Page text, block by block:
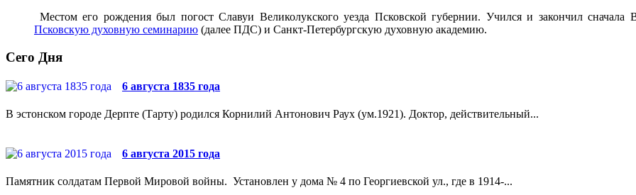
Местом его рождения был погост Славуи Великолукского уезда Псковской губернии. Учился и закончил сначала
Псковскую духовную семинарию (далее ПДС) и Санкт-Петербургскую духовную академию.
Сего Дня
6 августа 1835 года
В эстонском городе Дерпте (Тарту) родился Корнилий Антонович Раух (ум.1921). Доктор, действительный...
6 августа 2015 года
Памятник солдатам Первой Мировой войны. Установлен у дома № 4 по Георгиевской ул., где в 1914-...